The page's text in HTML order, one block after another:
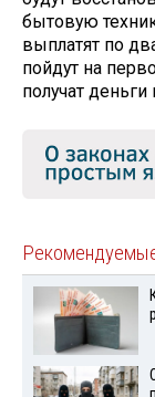
бытовую
выплатят по
пойдут на
получат